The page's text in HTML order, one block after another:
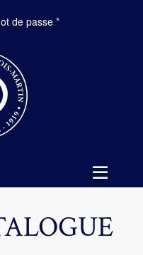
de passe*Obligatoire